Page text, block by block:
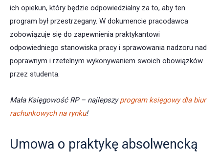
ich opiekun, który będzie odpowiedzialny za to, aby ten
program był przestrzegany. W dokumencie pracodawca
zobowiązuje się do zapewnienia praktykantowi
odpowiedniego stanowiska pracy i sprawowania nadzoru nad
poprawnym i rzetelnym wykonywaniem swoich obowiązków
przez studenta.
Mała Księgowość RP – najlepszyprogram księgowy dla biur
rachunkowych na rynku!
Umowa o praktykę absolwencką